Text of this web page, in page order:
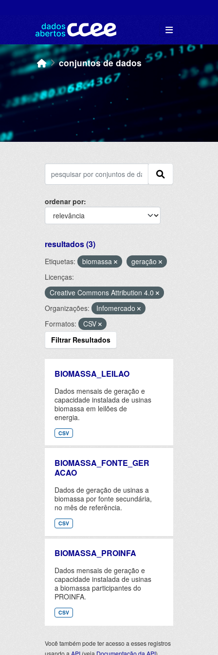
conjuntos de dados
ordenar por
resultados (3)
Etiquetas: biomassa
geração
Licenças:
Creative Commons Attribution 4.0
Organizações:
Infomercado
Formatos:
CSV
Filtrar Resultados
BIOMASSA_LEILAO
Dados mensais de geração e
capacidade instalada de usinas
biomassa em leilões de
energia.
CSV
BIOMASSA_FONTE_GER
ACAO
Dados de geração de usinas a
biomassa por fonte secundária,
no mês de referência.
CSV
BIOMASSA_PROINFA
Dados mensais de geração e
capacidade instalada de usinas
a biomassa participantes do
PROINFA.
CSV
Você também pode ter acesso a esses registros
usando a API (veja Documentação da API).